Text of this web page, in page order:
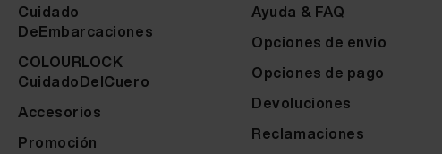
Cuidado
DeEmbarcaciones
COLOURLOCK
CuidadoDelCuero
Accesorios
Promoción
Ayuda & FAQ
Opciones de envio
Opciones de pago
Devoluciones
Reclamaciones